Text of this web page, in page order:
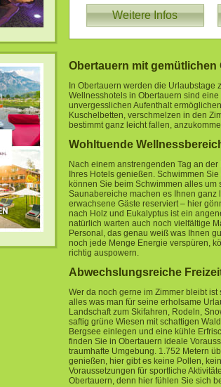
Weitere Infos
Obertauern mit gemütlichen
In Obertauern werden die Urlaubstage
Wellnesshotels in Obertauern sind
unvergesslichen Aufenthalt
Kuschelbetten, verschmelzen in den
bestimmt ganz leicht fallen,
Wohltuende
Nach einem anstrengenden Tag an
Ihres Hotels genießen. Schwimmen
können Sie beim Schwimmen alles
Saunabereiche machen es Ihnen
erwachsene Gäste reserviert – hier
nach Holz und Eukalyptus ist ein
natürlich warten auch noch vielfältige
Personal, das genau weiß was Ihnen
noch jede Menge Energie verspüren,
richtig auspowern.
Abwechslungsreiche
Wer da noch gerne im Zimmer bleibt
alles was man für seine erholsame
Landschaft zum Skifahren, Rodeln,
saftig grüne Wiesen mit schattigen
Bergsee einlegen und eine kühle
finden Sie in Obertauern ideale
traumhafte Umgebung. 1.752 Metern
genießen, hier gibt es keine Pollen,
Voraussetzungen für sportliche
Obertauern, denn hier fühlen Sie sich